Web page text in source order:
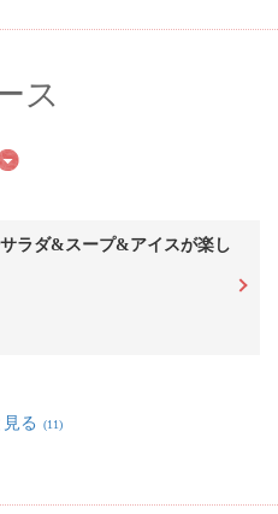
ス
ラダ&スープ&アイスが楽し
る (11)